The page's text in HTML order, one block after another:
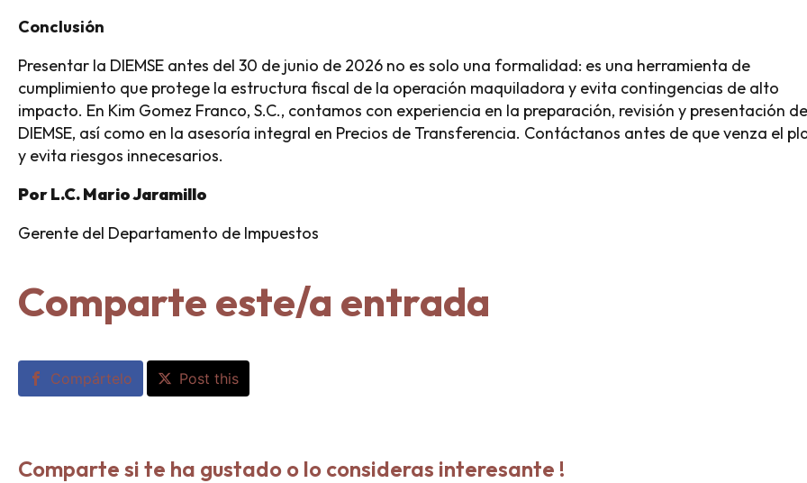
Conclusión
Presentar la DIEMSE antes del 30 de junio de 2026 no es solo una formalidad: es una herramienta de
cumplimiento que protege la estructura fiscal de la operación maquiladora y evita contingencias de alto
impacto. En Kim Gomez Franco, S.C., contamos con experiencia en la preparación, revisión y presentación
DIEMSE, así como en la asesoría integral en Precios de Transferencia. Contáctanos antes de que venza el
y evita riesgos innecesarios.
Por L.C. Mario Jaramillo
Gerente del Departamento de Impuestos
Comparte este/a entrada
Compártelo Post this
Comparte si te ha gustado o lo consideras interesante !